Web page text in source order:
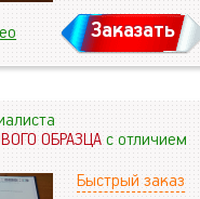
Заказать
ОБРАЗЦАс отличием
Быстрый заказ